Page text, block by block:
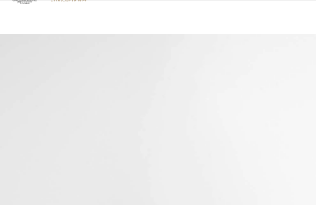
Clicca per visualizzare la nostra Dichiarazione di Accessibilità